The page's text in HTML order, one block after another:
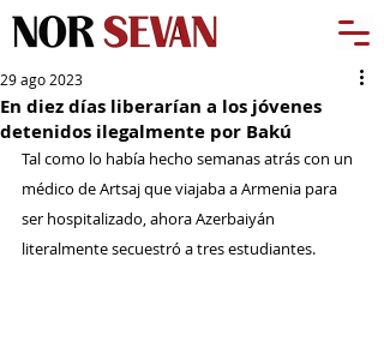
En diez días liberarían a los jóvenes
detenidos ilegalmente por Bakú
29 ago 2023
Tal como lo había hecho semanas atrás con un
médico de Artsaj que viajaba a Armenia para
ser hospitalizado, ahora Azerbaiyán
literalmente secuestró a tres estudiantes.